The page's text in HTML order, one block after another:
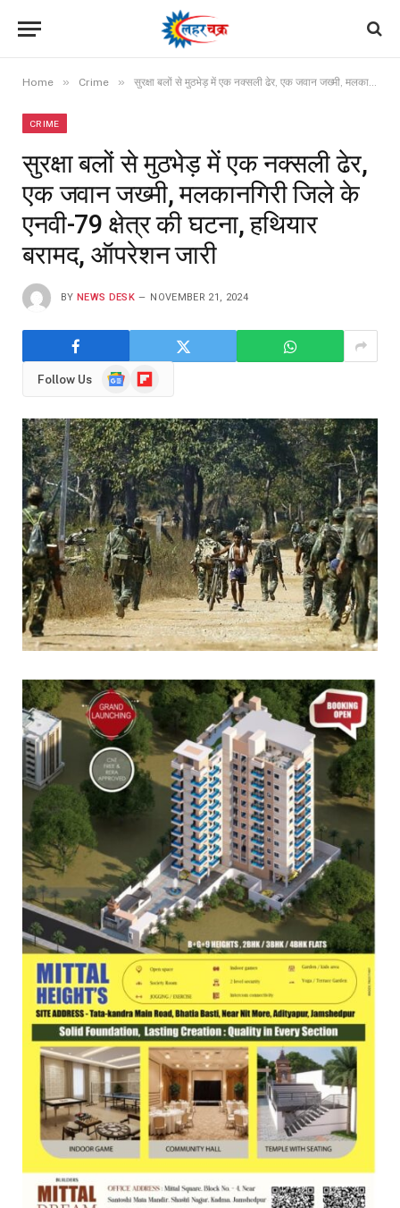
Home » Crime » सुरक्षा बलों से मुठभेड़ में एक नक्सली ढेर, एक जवान जख्मी, मलकानगिरी जिले के एनवी-79 क्षेत्र की घटना, हथियार बरामद, ऑपरेशन जारी
CRIME
सुरक्षा बलों से मुठभेड़ में एक नक्सली ढेर,
एक जवान जख्मी, मलकानगिरी जिले के
एनवी-79 क्षेत्र की घटना, हथियार
बरामद, ऑपरेशन जारी
BY NEWS DESK NOVEMBER 21, 2024
Follow Us
GoogleFlipboard